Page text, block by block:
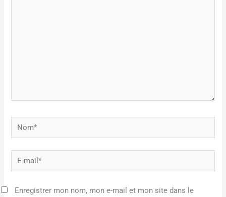
Nom*
mail*
Enregistrer mon nom, mon e-mail et mon site dans le